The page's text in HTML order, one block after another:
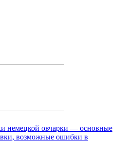
немецкой овчарки — основные
возможные ошибки в